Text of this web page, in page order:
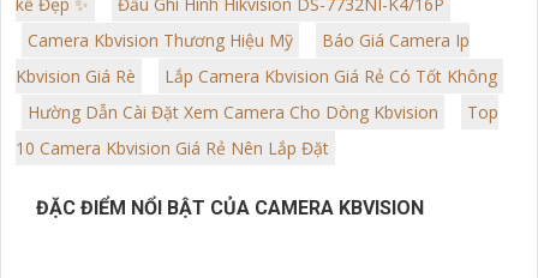
kế Đẹp ✨
Đầu Ghi Hình Hikvision DS-7732NI-K4/16P
Camera Kbvision Thương Hiệu Mỹ
Báo Giá Camera Ip
Kbvision Giá Rè
Lắp Camera Kbvision Giá Rẻ Có Tốt Không
Hường Dẫn Cài Đặt Xem Camera Cho Dòng Kbvision
Top
10 Camera Kbvision Giá Rẻ Nên Lắp Đặt
ĐẶC ĐIỂM NỔI BẬT CỦA CAMERA KBVISION